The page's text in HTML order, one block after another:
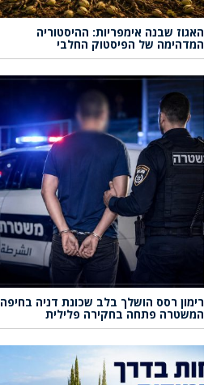
האגוז שבנה אימפריות: ההיסטוריה
המדהימה של הפיסטוק החלבי
רימון רסס הושלך בלב שכונת דניה בחיפה
המשטרה פתחה בחקירה פלילית